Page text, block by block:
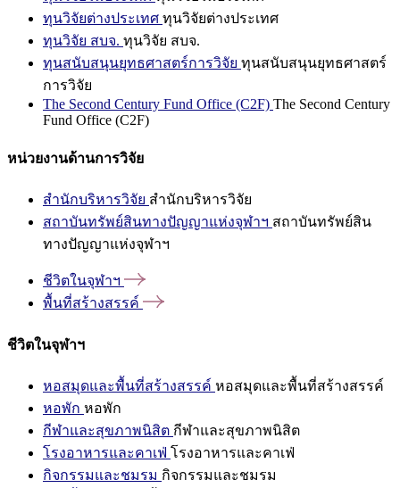
ทุนวิจัยต่างประเทศ ทุนวิจัยต่างประเทศ
ทุนวิจัย สบจ. ทุนวิจัย สบจ.
ทุนสนับสนุนยุทธศาสตร์การวิจัย ทุนสนับสนุนยุทธศาสตร์
การวิจัย
The Second Century Fund Office (C2F) The Second Century
Fund Office (C2F)
หน่วยงานด้านการวิจัย
สำนักบริหารวิจัย สำนักบริหารวิจัย
สถาบันทรัพย์สินทางปัญญาแห่งจุฬาฯ สถาบันทรัพย์สิน
ทางปัญญาแห่งจุฬาฯ
ชีวิตในจุฬาฯ
พื้นที่สร้างสรรค์
ชีวิตในจุฬาฯ
หอสมุดและพื้นที่สร้างสรรค์ หอสมุดและพื้นที่สร้างสรรค์
หอพัก หอพัก
กีฬาและสุขภาพนิสิต กีฬาและสุขภาพนิสิต
โรงอาหารและคาเฟ่ โรงอาหารและคาเฟ่
กิจกรรมและชมรม กิจกรรมและชมรม